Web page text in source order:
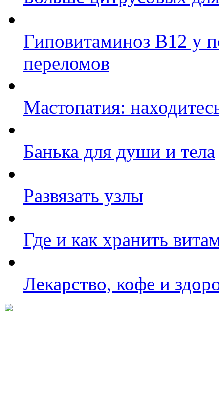
Гиповитаминоз В12 у
переломов
Мастопатия:
Банька для души и тела
Развязать узлы
Где и как хранить
Лекарство, кофе и